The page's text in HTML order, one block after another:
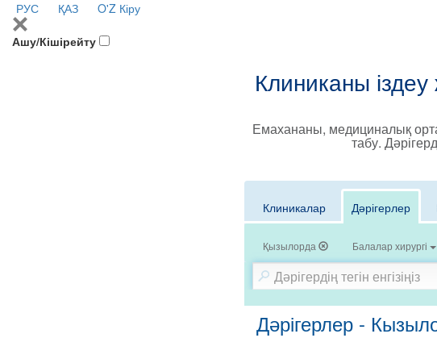
РУС ҚАЗ O'Z Кіру
Ашу/Кішірейту
Клиниканы
Емахананы, медициналық
табу.
Клиникалар Дәрігерлер
Қызылорда Балалар хирургі
Дәрігерлер -